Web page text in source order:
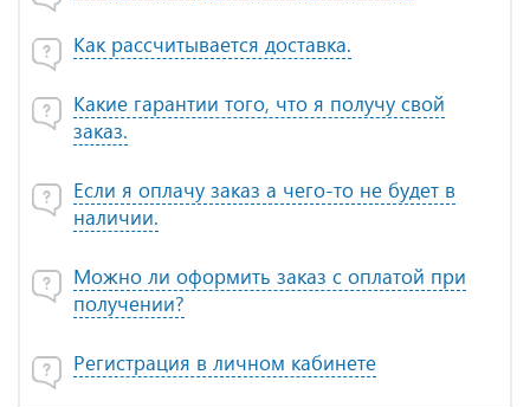
Как рассчитывается доставка.
Какие гарантии того, что я получу свой
заказ.
Если я оплачу заказ а чего-то не будет в
наличии.
Можно ли оформить заказ с оплатой при
получении?
Регистрация в личном кабинете